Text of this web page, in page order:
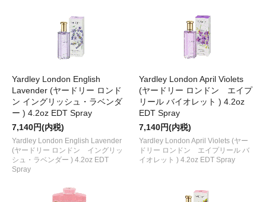
Yardley London English
Lavender (ヤードリー ロンド
ン イングリッシュ・ラベンダ
ー ) 4.2oz EDT Spray
7,140円(内税)
Yardley London English Lavender
(ヤードリー ロンドン イングリッ
シュ・ラベンダー ) 4.2oz EDT
Spray
Yardley London April Violets
(ヤードリー ロンドン エイプ
リール バイオレット ) 4.2oz
EDT Spray
7,140円(内税)
Yardley London April Violets (ヤー
ドリー ロンドン エイプリール バ
イオレット ) 4.2oz EDT Spray